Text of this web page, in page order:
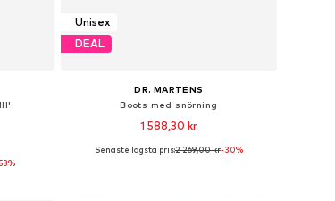
Unisex
DEAL
DR. MARTENS
Boots med snörning
1 588,30 kr
Tillgänglig i många storlekar
Senaste lägsta pris:2 269,00 kr-30%